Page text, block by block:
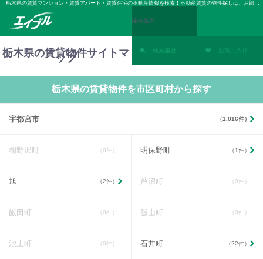
栃木県の賃貸マンション・賃貸アパート・賃貸住宅の不動産情報を検索！不動産賃貸の物件探しは、お部屋探しのエイブル
保存条件
検索履歴 お気に入り
栃木県の賃貸物件サイトマ
ップ
栃木県の賃貸物件を市区町村から探す
宇都宮市 （1,016件）
相野沢町 （0件） 明保野町 （1件）
旭 （2件） 芦沼町 （0件）
飯田町 （0件） 飯山町 （0件）
池上町 （0件） 石井町 （22件）